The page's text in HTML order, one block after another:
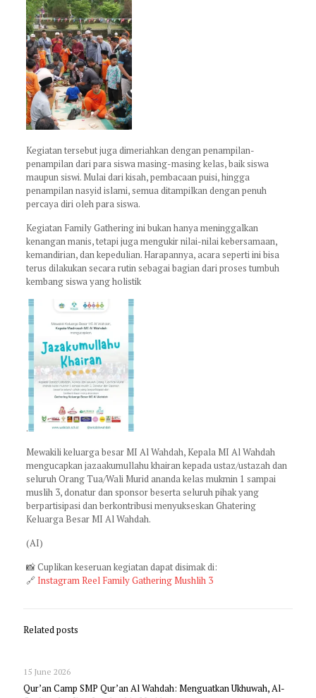
Kegiatan tersebut juga dimeriahkan dengan penampilan-
penampilan dari para siswa masing-masing kelas, baik siswa
maupun siswi. Mulai dari kisah, pembacaan puisi, hingga
penampilan nasyid islami, semua ditampilkan dengan penuh
percaya diri oleh para siswa.
Kegiatan Family Gathering ini bukan hanya meninggalkan
kenangan manis, tetapi juga mengukir nilai-nilai kebersamaan,
kemandirian, dan kepedulian. Harapannya, acara seperti ini bisa
terus dilakukan secara rutin sebagai bagian dari proses tumbuh
kembang siswa yang holistik
.
Mewakili keluarga besar MI Al Wahdah, Kepala MI Al Wahdah
mengucapkan jazaakumullahu khairan kepada ustaz/ustazah dan
seluruh Orang Tua/Wali Murid ananda kelas mukmin 1 sampai
muslih 3, donatur dan sponsor beserta seluruh pihak yang
berpartisipasi dan berkontribusi menyukseskan Ghatering
Keluarga Besar MI Al Wahdah.
(AI)
📸 Cuplikan keseruan kegiatan dapat disimak di:
🔗 Instagram Reel Family Gathering Mushlih 3
Related posts
15 June 2026
Qur’an Camp SMP Qur’an Al Wahdah: Menguatkan Ukhuwah, Al-